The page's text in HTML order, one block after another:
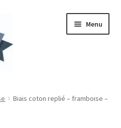
Menu
Biais coton replié – framboise –